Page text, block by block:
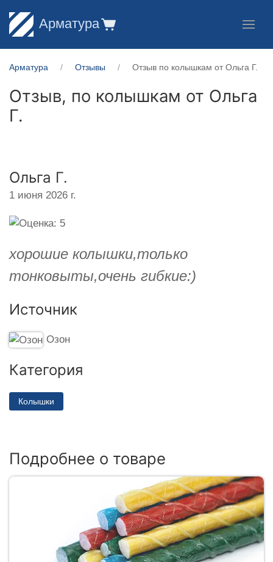
Арматура
Арматура Отзывы Отзыв по колышкам от Ольга Г.
Отзыв, по колышкам от Ольга
Г.
Ольга Г.
1 июня 2026 г.
хорошие колышки,только
тонковыты,очень гибкие:)
Источник
Озон
Категория
Колышки
Подробнее о товаре